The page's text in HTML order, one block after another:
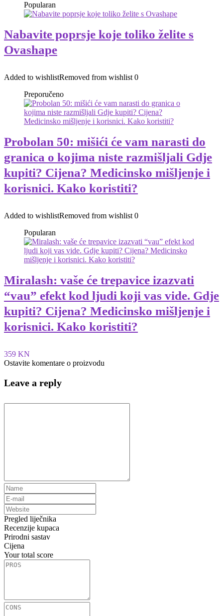
Popularan
Nabavite poprsje koje toliko želite s
Ovashape
Added to wishlistRemoved from wishlist 0
Preporučeno
Probolan 50: mišići će vam narasti do
granica o kojima niste razmišljali Gdje
kupiti? Cijena? Medicinsko mišljenje i
korisnici. Kako koristiti?
Added to wishlistRemoved from wishlist 0
Popularan
Miralash: vaše će trepavice izazvati
“vau” efekt kod ljudi koji vas vide. Gdje
kupiti? Cijena? Medicinsko mišljenje i
korisnici. Kako koristiti?
359 KN
Ostavite komentare o proizvodu
Leave a reply
Pregled liječnika
Recenzije kupaca
Prirodni sastav
Cijena
Your total score